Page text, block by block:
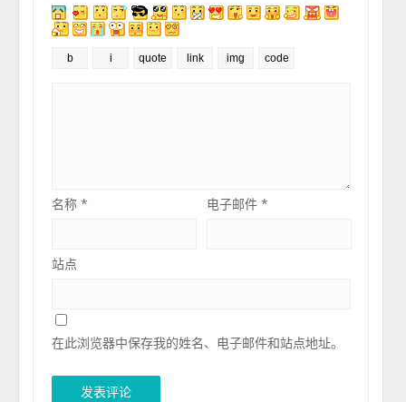
名称* 电子邮件*
站点
在此浏览器中保存我的姓名、电子邮件和站点地址。